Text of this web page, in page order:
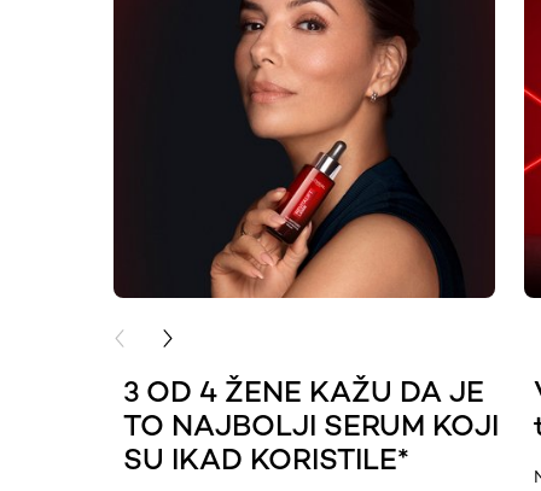
3 OD 4 ŽENE KAŽU DA JE
TO NAJBOLJI SERUM KOJI
SU IKAD KORISTILE*
PREVIOUS CARD
NEXT CARD